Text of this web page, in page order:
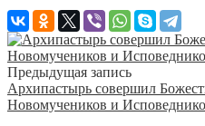
Предыдущая запись
Архипастырь совершил
Новомучеников и